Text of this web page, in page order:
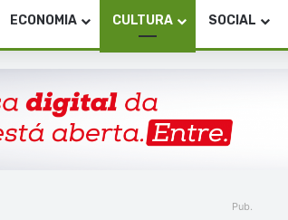
ECONOMIA CULTURA SOCIAL
Pub.